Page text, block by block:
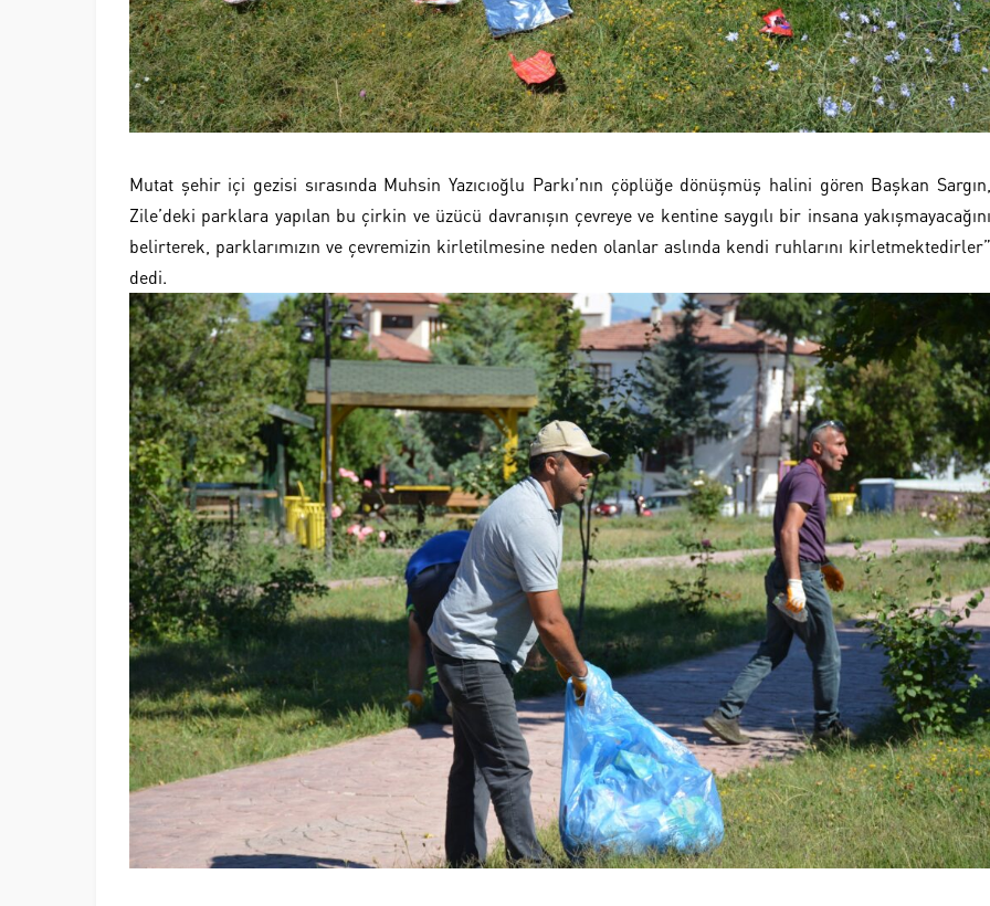
Mutat şehir içi gezisi sırasında Muhsin Yazıcıoğlu Parkı’nın çöplüğe dönüşmüş halini gören Başkan Sargın,
Zile’deki parklara yapılan bu çirkin ve üzücü davranışın çevreye ve kentine saygılı bir insana yakışmayacağını
belirterek, parklarımızın ve çevremizin kirletilmesine neden olanlar aslında kendi ruhlarını kirletmektedirler”
dedi.